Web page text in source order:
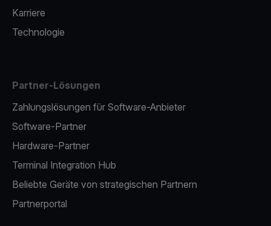
Karriere
Technologie
Partner-Lösungen
Zahlungslösungen für Software-Anbieter
Software-Partner
Hardware-Partner
Terminal Integration Hub
Beliebte Geräte von strategischen Partnern
Partnerportal